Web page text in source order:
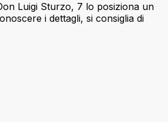
Luigi Sturzo, 7 lo posiziona un
i dettagli, si consiglia di